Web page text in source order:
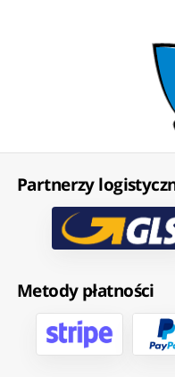
Partnerzy
Metody płatności